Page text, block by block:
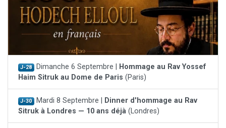
J-28 Dimanche 6 Septembre |
Hommage au Rav Yossef
Haim Sitruk au Dome de Paris (Paris)
J-30 Mardi 8 Septembre |
Dinner d'hommage au Rav
Sitruk à Londres — 10 ans déjà (Londres)